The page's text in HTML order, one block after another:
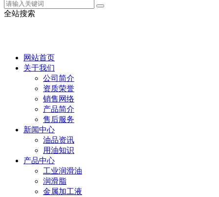
全站搜索
网站首页
关于我们
公司简介
资质荣誉
销售网络
产品简介
售后服务
新闻中心
油品资讯
用油知识
产品中心
工业润滑油
润滑脂
金属加工液